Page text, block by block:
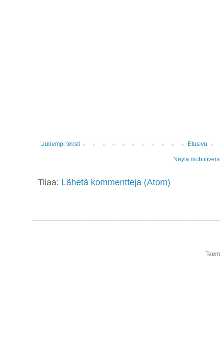
Uudempi teksti Etusivu
Näytä
Tilaa: Lähetä kommentteja (Atom)